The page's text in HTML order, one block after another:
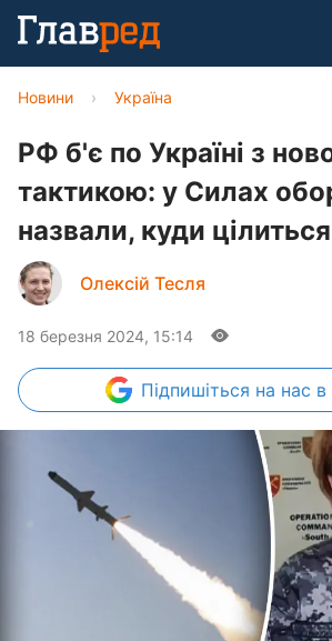
Новини › Україна
РФ б'є по Україні з
тактикою: у Силах
назвали, куди
Олексій Тесля
18 березня 2024, 15:14
Підпишіться на нас